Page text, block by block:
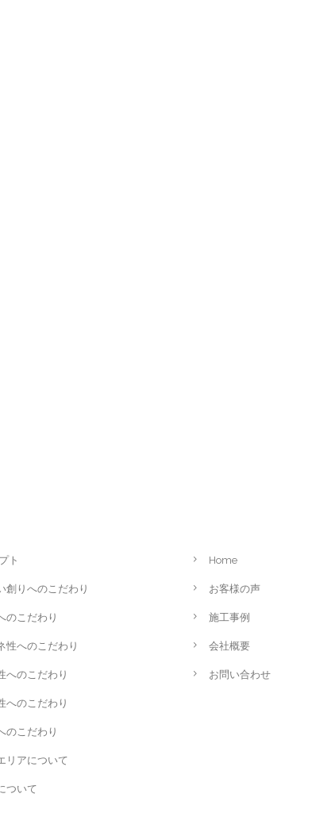
ト
創りへのこだわり
のこだわり
性へのこだわり
へのこだわり
へのこだわり
のこだわり
リアについて
ついて
Home
お客様の声
施工事例
会社概要
お問い合わせ